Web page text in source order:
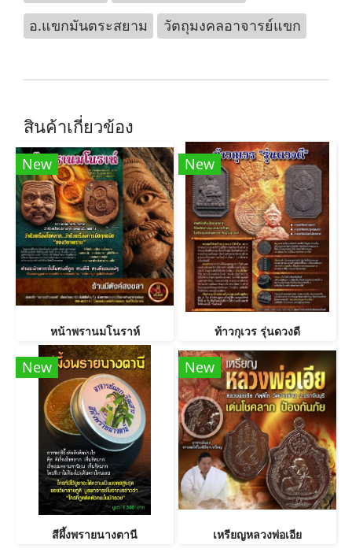
อ.แขกมันตระสยาม
วัตถุมงคลอาจารย์แขก
สินค้าเกี่ยวข้อง
New
หน้าพรานมโนราห์
New
ท้าวกุเวร รุ่นดวงดี
New
สีผึ้งพรายนางตานี
New
เหรียญหลวงพ่อเอีย